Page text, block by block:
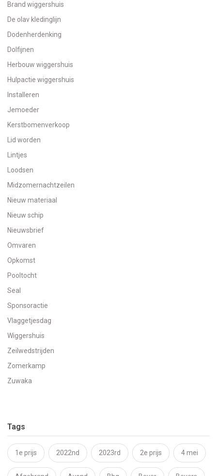
Brand wiggershuis
De olav kledinglijn
Dodenherdenking
Dolfijnen
Herbouw wiggershuis
Hulpactie wiggershuis
Installeren
Jemoeder
Kerstbomenverkoop
Lid worden
Lintjes
Loodsen
Midzomernachtzeilen
Nieuw materiaal
Nieuw schip
Nieuwsbrief
Omvaren
Opkomst
Pooltocht
Seal
Sponsoractie
Vlaggetjesdag
Wiggershuis
Zeilwedstrijden
Zomerkamp
Zuwaka
Tags
1e prijs 2022nd 2023rd 2e prijs 4 mei